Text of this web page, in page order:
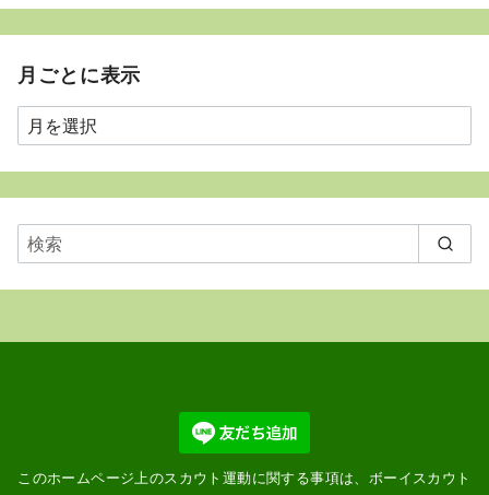
月ごとに表示
月
ご
と
表
示
このホームページ上のスカウト運動に関する事項は、ボーイスカウト